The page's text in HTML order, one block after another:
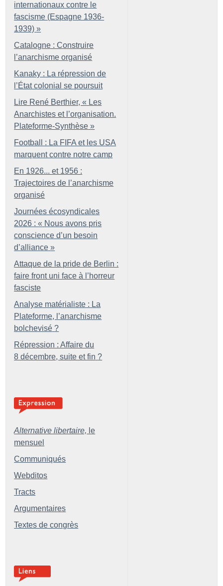
internationaux contre le
fascisme (Espagne 1936-
1939) »
Catalogne : Construire
l’anarchisme organisé
Kanaky : La répression de
l’État colonial se poursuit
Lire René Berthier, « Les
Anarchistes et l’organisation.
Plateforme-Synthèse »
Football : La FIFA et les USA
marquent contre notre camp
En 1926... et 1956 :
Trajectoires de l’anarchisme
organisé
Journées écosyndicales
2026 : « Nous avons pris
conscience d’un besoin
d’alliance »
Attaque de la pride de Berlin :
faire front uni face à l’horreur
fasciste
Analyse matérialiste : La
Plateforme, l’anarchisme
bolchevisé ?
Répression : Affaire du
8 décembre, suite et fin ?
Alternative libertaire, le
mensuel
Communiqués
Webditos
Tracts
Argumentaires
Textes de congrès